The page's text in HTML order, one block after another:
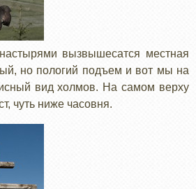
вызвышесатся местная
но пологий подъем и вот мы на
вид холмов. На самом верху
чуть ниже часовня.